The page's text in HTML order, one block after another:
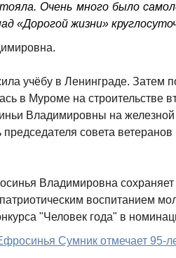
Очень много было
«Дорогой жизни»
учёбу в Ленинграде. Затем
в Муроме на строительстве
Владимировны на железной
совета
Владимировна
воспитанием
"Человек года" в